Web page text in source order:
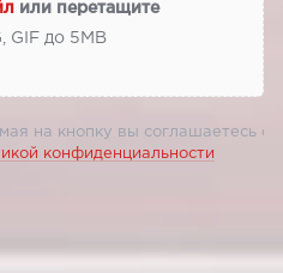
или перетащите
GIF до 5МВ
на кнопку вы соглашаетесь с
конфиденциальности